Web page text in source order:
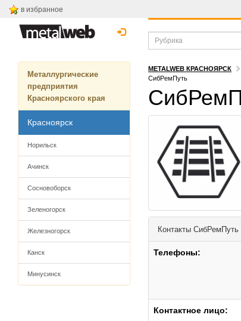
в избранное
Металлургические
предприятия
Красноярского края
Красноярск
Норильск
Ачинск
Сосновоборск
Зеленогорск
Железногорск
Канск
Минусинск
METALWEB КРАСНОЯРСК
СибРемПуть
Контакты СибРемПуть
Телефоны:
Контактное лицо: